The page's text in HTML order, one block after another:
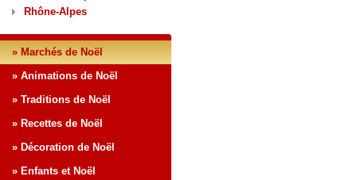
Rhône-Alpes
» Marchés de Noël
» Animations de Noël
» Traditions de Noël
» Recettes de Noël
» Décoration de Noël
» Enfants et Noël